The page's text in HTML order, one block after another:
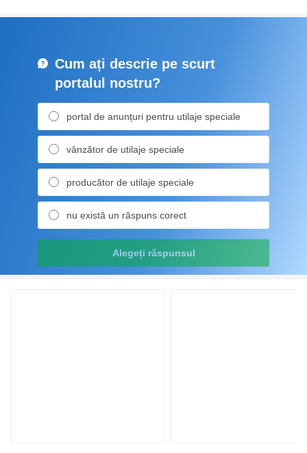
Cum ați descrie pe scurt
portalul nostru?
portal de anunțuri pentru utilaje speciale
vânzător de utilaje speciale
producător de utilaje speciale
nu există un răspuns corect
Alegeți răspunsul